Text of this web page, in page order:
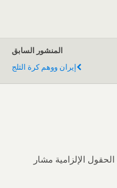
المنشور السابق
إيران ووهم كرة الثلج
الحقول الإلزامية مشار